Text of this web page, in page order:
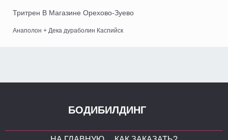
Тритрен В Магазине Орехово-Зуево
Анаполон + Дека дураболин Каспийск
БОДИБИЛДИНГ